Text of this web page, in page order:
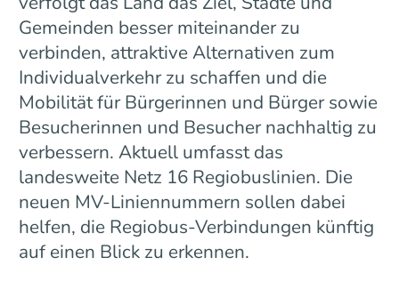
Gemeinden besser miteinander zu
verbinden, attraktive Alternativen zum
Individualverkehr zu schaffen und die
Mobilität für Bürgerinnen und Bürger sowie
Besucherinnen und Besucher nachhaltig zu
verbessern. Aktuell umfasst das
landesweite Netz 16 Regiobuslinien. Die
neuen MV-Liniennummern sollen dabei
helfen, die Regiobus-Verbindungen künftig
auf einen Blick zu erkennen.